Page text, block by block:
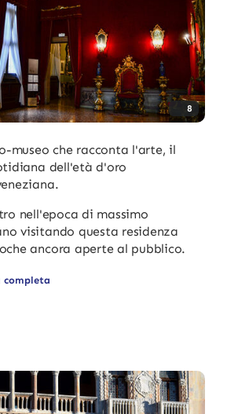
8
museo che racconta l'arte, il
dell'età d'oro
nell'epoca di massimo
visitando questa residenza
ancora aperte al pubblico.
completa